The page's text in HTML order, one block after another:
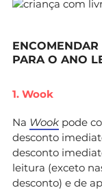
ENCOMENDAR
PARA O ANO
1. Wook
Na Wook pode
desconto
desconto
leitura (exceto
desconto) e de